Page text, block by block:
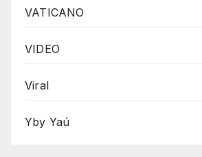
VATICANO
VIDEO
Viral
Yby Yaú